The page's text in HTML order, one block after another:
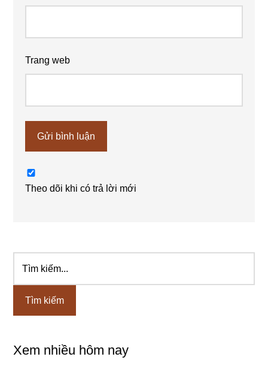
Trang web
Theo dõi khi có trả lời mới
Sidebar
chính
kiếm...
Xem nhiều hôm nay